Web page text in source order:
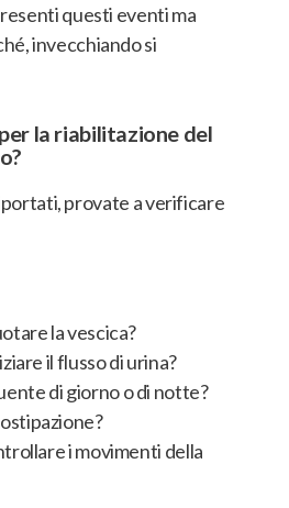
questi eventi ma
invecchiando si
la riabilitazione del
provate a verificare
la vescica?
il flusso di urina?
di giorno o di notte?
i movimenti della